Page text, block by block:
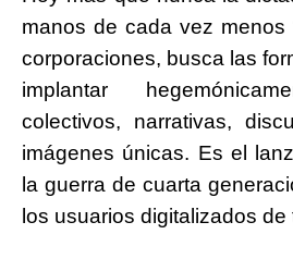
manos de cada vez menos
corporaciones, busca las
implantar
colectivos, narrativas,
imágenes únicas. Es el
la guerra de cuarta
los usuarios digitalizados